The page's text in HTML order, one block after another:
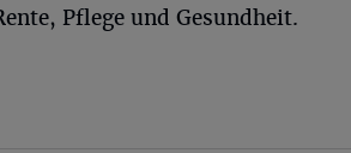
Pflege und Gesundheit.